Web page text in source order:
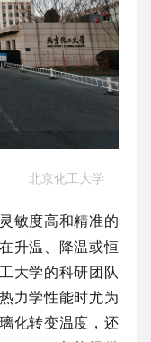
北京化工大学
敏度高和精准的
升温、降温或恒
大学的科研团队
力学性能时尤为
化转变温度，还